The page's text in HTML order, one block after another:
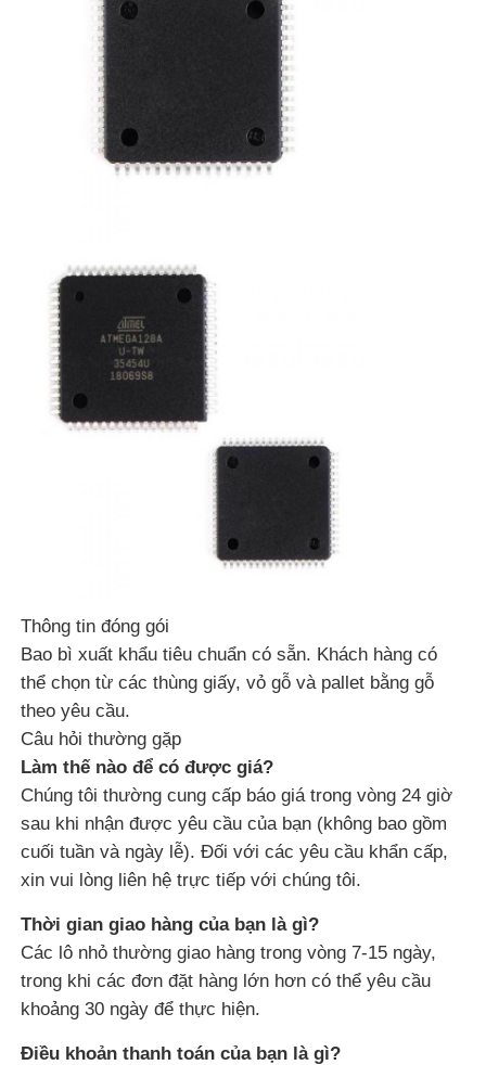
Chip Eeprom
Chip PSRAM
IC EPROM
UART IC
Các mạch tích hợp RF
Lập trình PLC
Mô-đun GPS
Mô hình tần số vô tuyến
Mô-đun nguồn
Rơle trạng thái rắn
Anten giao tiếp
Thông tin đóng gói
Bao bì xuất khẩu tiêu chuẩn có sẵn. Khách hàng có
thể chọn từ các thùng giấy, vỏ gỗ và pallet bằng gỗ
theo yêu cầu.
Câu hỏi thường gặp
Làm thế nào để có được giá?
Chúng tôi thường cung cấp báo giá trong vòng 24 giờ
sau khi nhận được yêu cầu của bạn (không bao gồm
cuối tuần và ngày lễ). Đối với các yêu cầu khẩn cấp,
xin vui lòng liên hệ trực tiếp với chúng tôi.
Thời gian giao hàng của bạn là gì?
Các lô nhỏ thường giao hàng trong vòng 7-15 ngày,
trong khi các đơn đặt hàng lớn hơn có thể yêu cầu
khoảng 30 ngày để thực hiện.
Điều khoản thanh toán của bạn là gì?